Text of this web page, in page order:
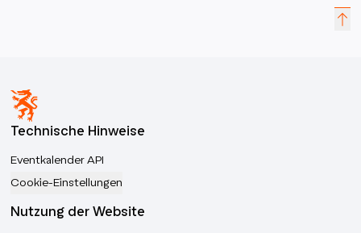
Technische Hinweise
Eventkalender API
Cookie-Einstellungen
Nutzung der Website